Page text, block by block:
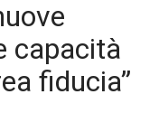
capacità
fiducia”